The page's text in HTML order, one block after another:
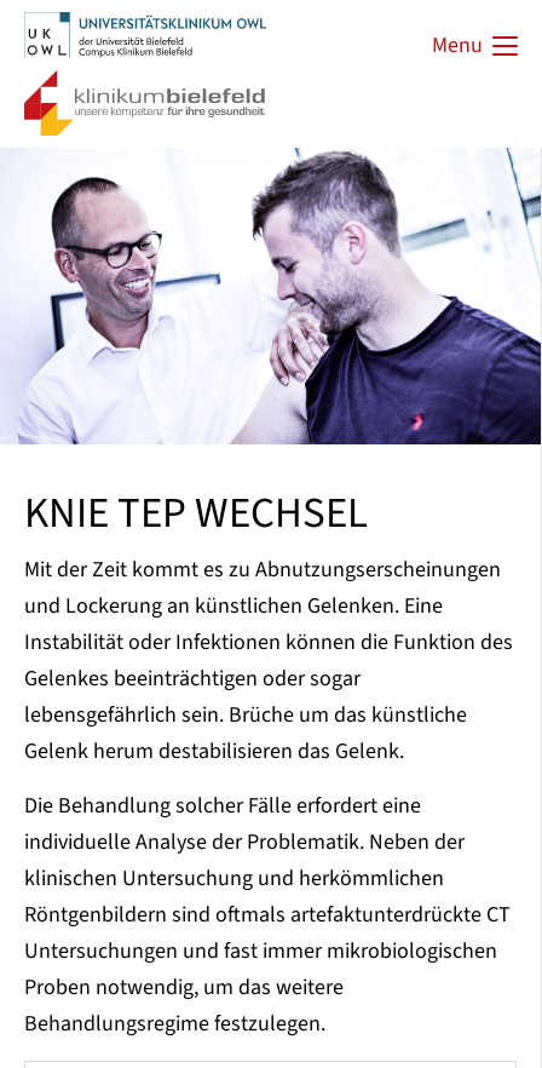
Menu
KNIE TEP WECHSEL
Mit der Zeit kommt es zu Abnutzungserscheinungen
und Lockerung an künstlichen Gelenken. Eine
Instabilität oder Infektionen können die Funktion des
Gelenkes beeinträchtigen oder sogar
lebensgefährlich sein. Brüche um das künstliche
Gelenk herum destabilisieren das Gelenk.
Die Behandlung solcher Fälle erfordert eine
individuelle Analyse der Problematik. Neben der
klinischen Untersuchung und herkömmlichen
Röntgenbildern sind oftmals artefaktunterdrückte CT
Untersuchungen und fast immer mikrobiologischen
Proben notwendig, um das weitere
Behandlungsregime festzulegen.